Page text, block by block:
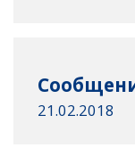
21.02.2018